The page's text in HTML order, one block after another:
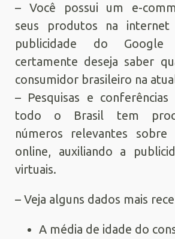
– Você possui um e-
seus produtos na
publicidade do Google
certamente deseja saber
consumidor brasileiro na
– Pesquisas e conferências
todo o Brasil tem
números relevantes sobre
online, auxiliando a
virtuais.
– Veja alguns dados mais
A média de idade do